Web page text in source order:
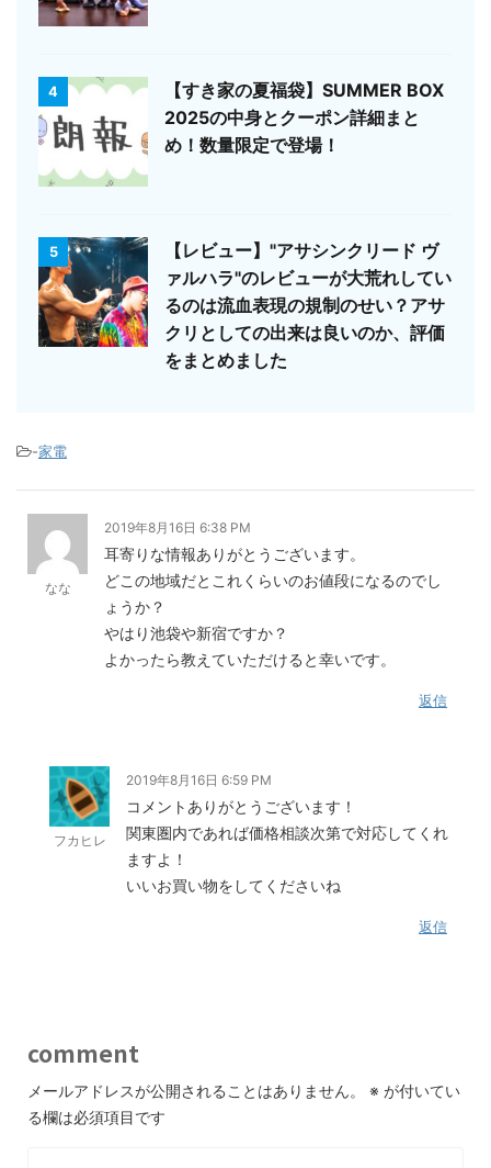
4
【すき家の夏福袋】SUMMER BOX
2025の中身とクーポン詳細まと
め！数量限定で登場！
5
【レビュー】"アサシンクリード ヴ
ァルハラ"のレビューが大荒れしてい
るのは流血表現の規制のせい？アサ
クリとしての出来は良いのか、評価
をまとめました
-家電
なな
2019年8月16日 6:38 PM
耳寄りな情報ありがとうございます。
どこの地域だとこれくらいのお値段になるのでし
ょうか？
やはり池袋や新宿ですか？
よかったら教えていただけると幸いです。
返信
フカヒレ
2019年8月16日 6:59 PM
コメントありがとうございます！
関東圏内であれば価格相談次第で対応してくれ
ますよ！
いいお買い物をしてくださいね
返信
comment
メールアドレスが公開されることはありません。 ※ が付いてい
る欄は必須項目です